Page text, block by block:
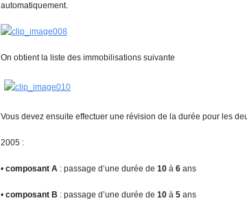
automatiquement.
On obtient la liste des immobilisations suivante
Vous devez ensuite effectuer une révision de la durée pour les
2005 :
• composant A : passage d’une durée de 10 à 6 ans
• composant B : passage d’une durée de 10 à 5 ans